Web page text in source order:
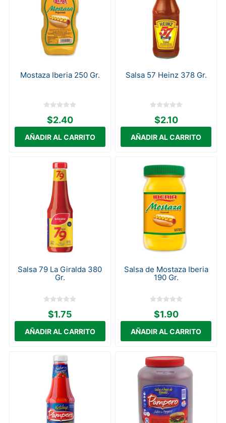
Mostaza Iberia 250 Gr.
$2.40
Salsa 57 Heinz 378 Gr.
$2.10
Salsa 79 La Giralda 380
Gr.
$1.75
Salsa de Mostaza Iberia
190 Gr.
$1.90